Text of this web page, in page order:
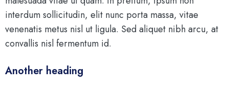
interdum sollicitudin, elit nunc porta massa, vitae
venenatis metus nisl ut ligula. Sed aliquet nibh arcu, at
convallis nisl fermentum id.
Another heading